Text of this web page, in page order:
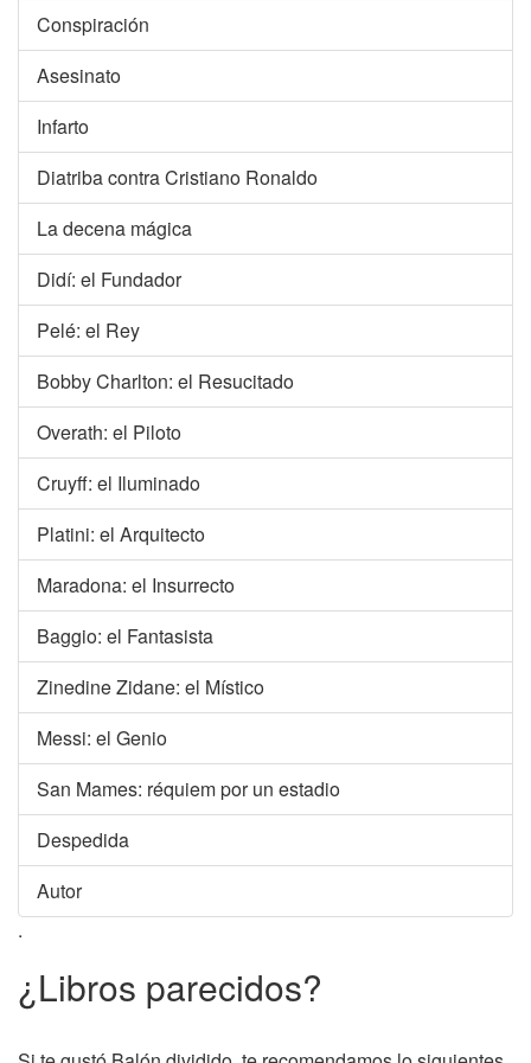
Conspiración
Asesinato
Infarto
Diatriba contra Cristiano Ronaldo
La decena mágica
Didí: el Fundador
Pelé: el Rey
Bobby Charlton: el Resucitado
Overath: el Piloto
Cruyff: el Iluminado
Platini: el Arquitecto
Maradona: el Insurrecto
Baggio: el Fantasista
Zinedine Zidane: el Místico
Messi: el Genio
San Mames: réquiem por un estadio
Despedida
Autor
.
¿Libros parecidos?